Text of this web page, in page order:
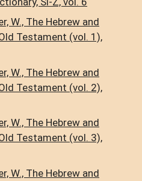
W., The Hebrew and
Testament (vol. 1),
W., The Hebrew and
Testament (vol. 2),
W., The Hebrew and
Testament (vol. 3),
W., The Hebrew and